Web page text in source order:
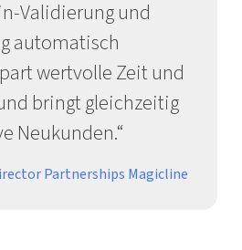
Validierung und
automatisch
wertvolle Zeit und
bringt gleichzeitig
Neukunden.“
Partnerships Magicline